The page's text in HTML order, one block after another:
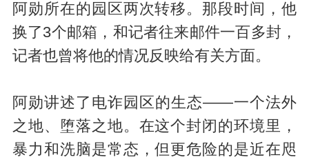
阿勋所在的园区两次转移。那段时间，他
换了3个邮箱，和记者往来邮件一百多封，
记者也曾将他的情况反映给有关方面。
阿勋讲述了电诈园区的生态——一个法外
之地、堕落之地。在这个封闭的环境里，
暴力和洗脑是常态，但更危险的是近在咫